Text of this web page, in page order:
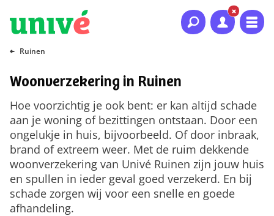
Naar hoofdinhoud
Naar hoofdnavigatie
Naar footer
Ruinen
Woonverzekering in Ruinen
Hoe voorzichtig je ook bent: er kan altijd schade
aan je woning of bezittingen ontstaan. Door een
ongelukje in huis, bijvoorbeeld. Of door inbraak,
brand of extreem weer. Met de ruim dekkende
woonverzekering van Univé Ruinen zijn jouw huis
en spullen in ieder geval goed verzekerd. En bij
schade zorgen wij voor een snelle en goede
afhandeling.